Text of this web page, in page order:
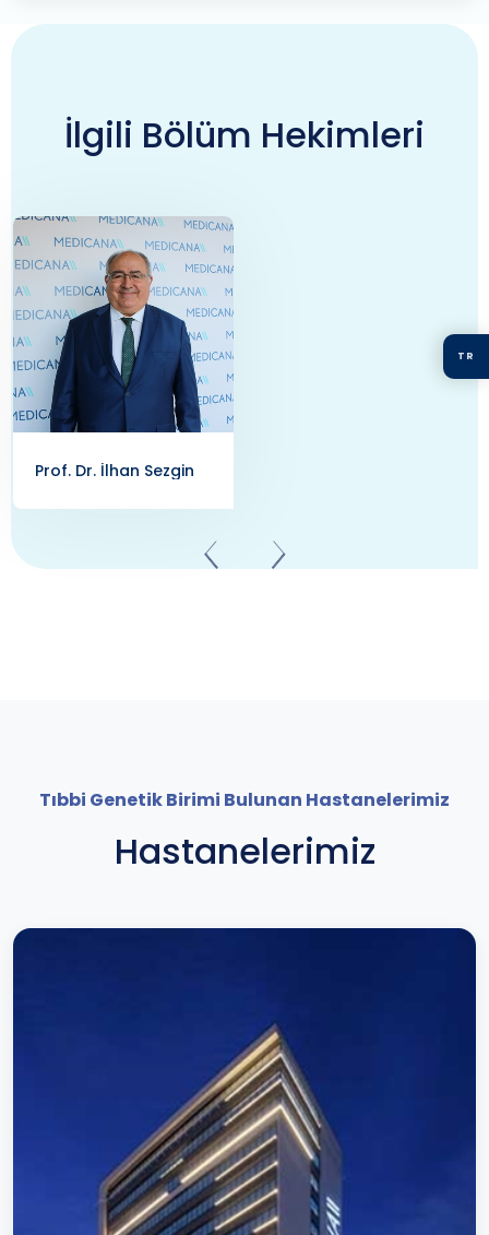
TR
İlgili Bölüm Hekimleri
Prof. Dr. İlhan Sezgin
Tıbbi Genetik Birimi Bulunan Hastanelerimiz
Hastanelerimiz